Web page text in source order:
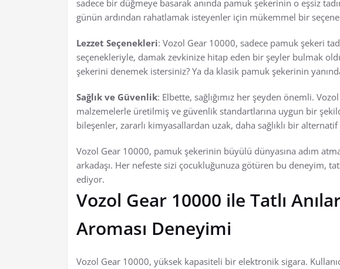
sadece bir düğmeye basarak anında pamuk şekerinin o eşsiz
günün ardından rahatlamak isteyenler için mükemmel bir
Lezzet Seçenekleri: Vozol Gear 10000, sadece pamuk şekeri
seçenekleriyle, damak zevkinize hitap eden bir şeyler bulmak
şekerini denemek istersiniz? Ya da klasik pamuk şekerinin
Sağlık ve Güvenlik: Elbette, sağlığımız her şeyden önemli.
malzemelerle üretilmiş ve güvenlik standartlarına uygun bir
bileşenler, zararlı kimyasallardan uzak, daha sağlıklı bir
Vozol Gear 10000, pamuk şekerinin büyülü dünyasına adım
arkadaşı. Her nefeste sizi çocukluğunuza götüren bu deneyim,
ediyor.
Vozol Gear 10000 ile Tatlı
Aroması Deneyimi
Vozol Gear 10000, yüksek kapasiteli bir elektronik sigara.